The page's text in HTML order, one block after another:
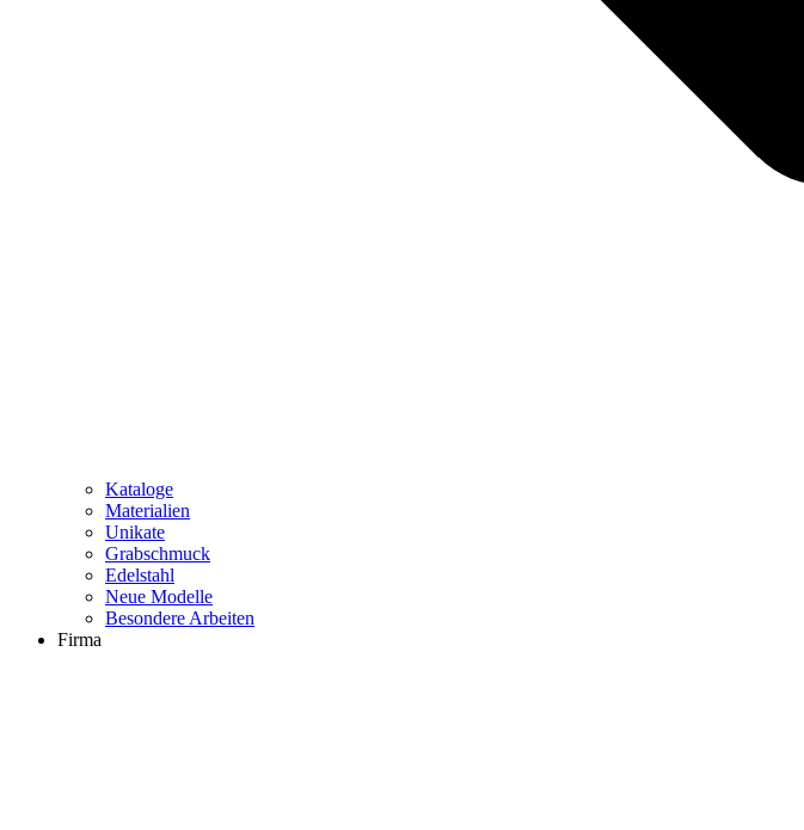
Kataloge
Materialien
Unikate
Grabschmuck
Edelstahl
Neue Modelle
Besondere Arbeiten
Firma